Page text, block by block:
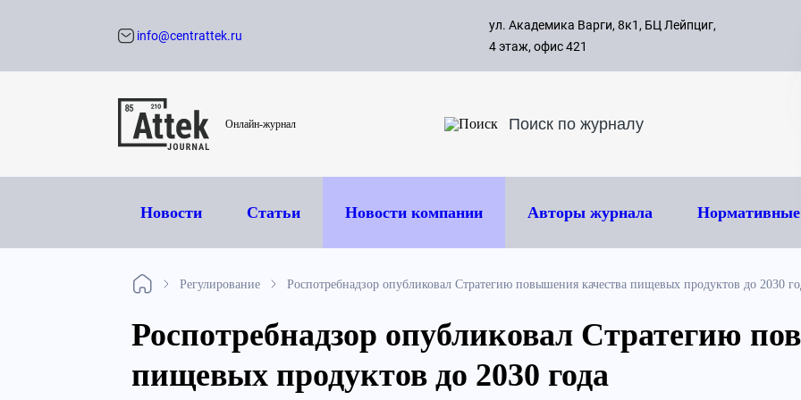
с 09:00
8 495
info@centrattek.ru
ул. Академика Варги, 8к1, БЦ Лейпциг,
4 этаж, офис 421
Онлайн-журнал
Новости Статьи Новости компании Авторы журнала
Регулирование Роспотребнадзор опубликовал Стратегию повышения качества пищевых продуктов до 2030
Роспотребнадзор опубликовал Стратегию
пищевых продуктов до 2030 года